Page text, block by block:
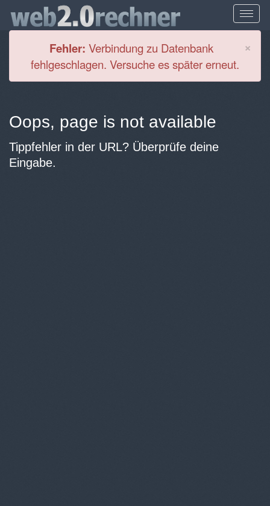
×
Fehler: Verbindung zu Datenbank
fehlgeschlagen. Versuche es später erneut.
Oops, page is not available
Tippfehler in der URL? Überprüfe deine
Eingabe.